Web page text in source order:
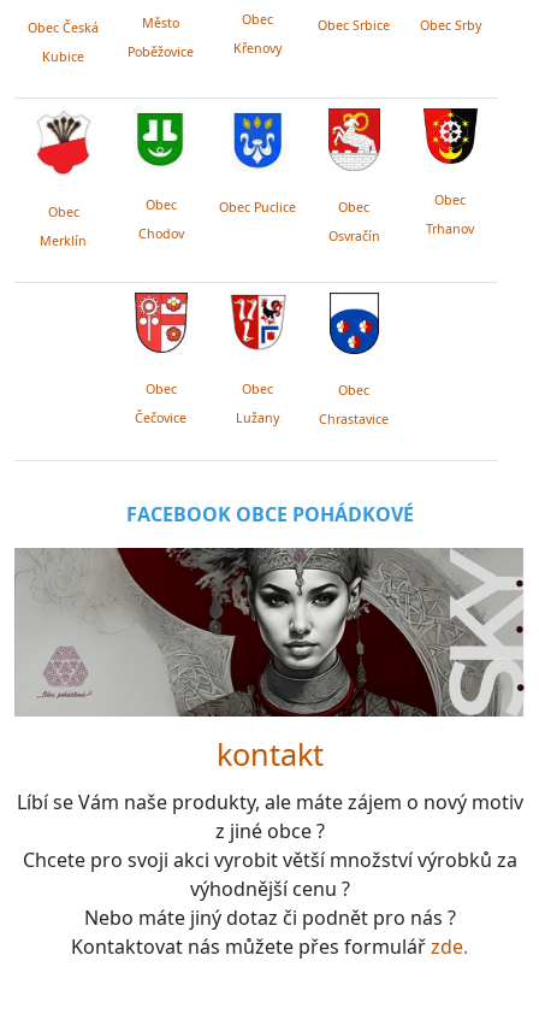
Obec Česká
Kubice
Město
Poběžovice
Obec
Křenovy
Obec Srbice Obec Srby
Obec
Merklín
Obec
Chodov
Obec Puclice
Obec
Osvračín
Obec
Trhanov
Obec
Čečovice
Obec
Lužany
Obec
Chrastavice
FACEBOOK OBCE POHÁDKOVÉ
kontakt
Líbí se Vám naše produkty, ale máte zájem o nový motiv
z jiné obce ?
Chcete pro svoji akci vyrobit větší množství výrobků za
výhodnější cenu ?
Nebo máte jiný dotaz či podnět pro nás ?
Kontaktovat nás můžete přes formulářzde.